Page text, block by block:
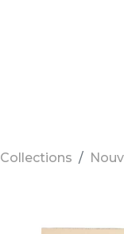
Collections